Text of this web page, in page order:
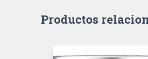
Productos